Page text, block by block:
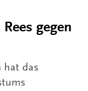
gegen
hat das